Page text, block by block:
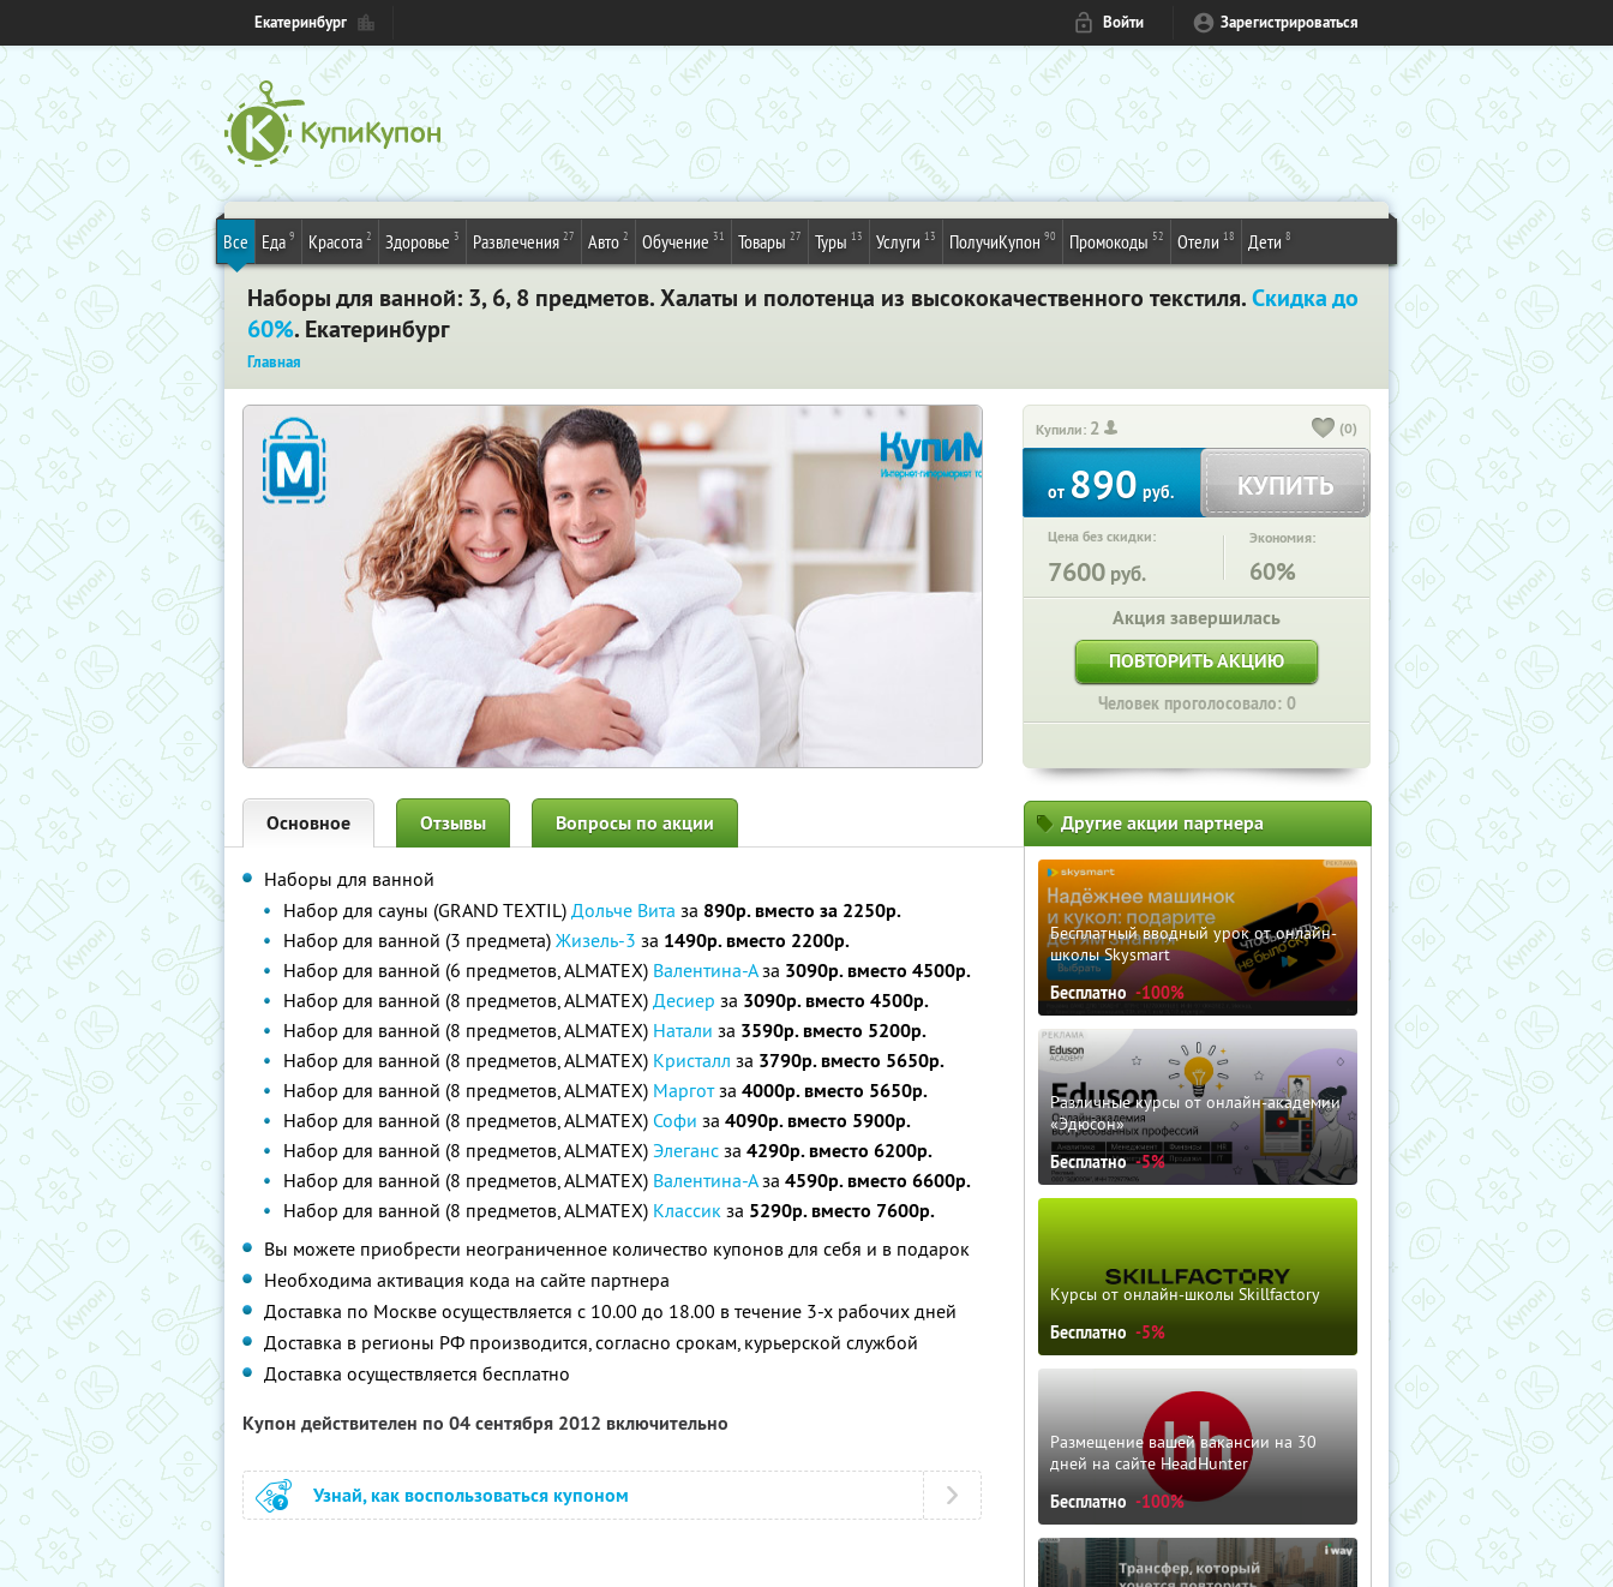
Екатеринбург Войти Зарегистрироваться
Все Еда 9 Красота 2 Здоровье 3 Развлечения 27 Авто 2 Обучение 31 Товары 27 Туры 13 Услуги 13 ПолучиКупон 90 Промокоды 52 Отели 18 Дети 8
Наборы для ванной: 3, 6, 8 предметов. Халаты и полотенца из высококачественного текстиля.Скидка до
60%. Екатеринбург
Главная
Купили: 2 (0)
от890руб. КУПИТЬ
Цена без скидки:
7600 руб.
Экономия:
60%
Акция завершилась
ПОВТОРИТЬ АКЦИЮ
Человек проголосовало: 0
Основное Отзывы Вопросы по акции
Наборы для ванной
Набор для сауны (GRAND TEXTIL) Дольче Вита за 890р. вместо за 2250р.
Набор для ванной (3 предмета) Жизель-3 за 1490р. вместо 2200р.
Набор для ванной (6 предметов, ALMATEX) Валентина-Аза 3090р. вместо 4500р.
Набор для ванной (8 предметов, ALMATEX) Десиер за 3090р. вместо 4500р.
Набор для ванной (8 предметов, ALMATEX) Натали за 3590р. вместо 5200р.
Набор для ванной (8 предметов, ALMATEX) Кристалл за 3790р. вместо 5650р.
Набор для ванной (8 предметов, ALMATEX) Марготза 4000р. вместо 5650р.
Набор для ванной (8 предметов, ALMATEX) Софи за 4090р. вместо 5900р.
Набор для ванной (8 предметов, ALMATEX) Элеганс за 4290р. вместо 6200р.
Набор для ванной (8 предметов, ALMATEX) Валентина-Аза 4590р. вместо 6600р.
Набор для ванной (8 предметов, ALMATEX) Классик за 5290р. вместо 7600р.
Вы можете приобрести неограниченное количество купонов для себя и в подарок
Необходима активация кода на сайте партнера
Доставка по Москве осуществляется с 10.00 до 18.00 в течение 3-х рабочих дней
Доставка в регионы РФ производится, согласно срокам, курьерской службой
Доставка осуществляется бесплатно
Купон действителен по 04 сентября 2012 включительно
Узнай, как воспользоваться купоном
Другие акции партнера
Бесплатный вводный урок от онлайн-
школы Skysmart
Бесплатно -100%
Различные курсы от онлайн-академии
«Эдюсон»
Бесплатно -5%
Курсы от онлайн-школы Skillfactory
Бесплатно -5%
Размещение вашей вакансии на 30
дней на сайте HeadHunter
Бесплатно -100%